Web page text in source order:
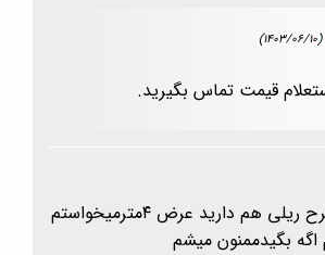
(1403/06/10)
قیمت تماس بگیرید.
سلام ایاهمین طرح ریلی هم دارید عرض ۴مترمیخواستم
بگیدممنون میشم